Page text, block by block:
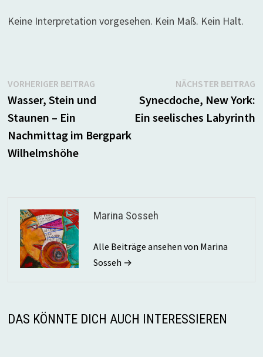
Keine Interpretation vorgesehen. Kein Maß. Kein Halt.
Beitragsnavigation
VORHERIGER BEITRAGVorheriger
Beitrag:
Wasser, Stein und
Staunen – Ein
Nachmittag im Bergpark
Wilhelmshöhe
NÄCHSTER BEITRAG
Synecdoche, New York:
Ein seelisches Labyrinth
Marina Sosseh
Alle Beiträge ansehen von Marina
Sosseh →
DAS KÖNNTE DICH AUCH INTERESSIEREN